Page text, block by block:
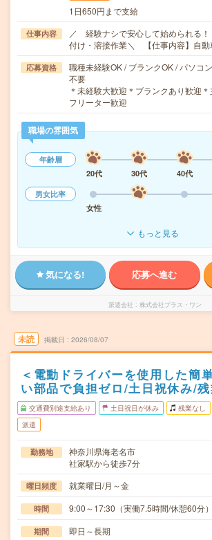
1日650円まで支給
仕事内容
／ 経験ナシで安心して始められる
付け・溶接作業＼ 【仕事内容】自
応募資格
職種未経験OK / ブランクOK / パソコ
不要
＊未経験大歓迎＊ブランクあり歓迎
フリーター歓迎
職場の雰囲気
年齢層
20代
30代 40代
男女比率
女性
もっと見る
気になる! 応募へ進む
派遣会社 株式会社プラス・ワン
未読 掲載日 2026/08/07
＜電動ドライバーを使用した簡
い部品で負担ゼロ/土日祝休み/
交通費別途支給あり 土日祝日が休み 残業なし
派遣
勤務地
神奈川県海老名市
社家駅から徒歩7分
曜日頻度 就業曜日/月～金
時間 9:00～17:30（実働7.5時間/休憩60分）
期間 即日～長期